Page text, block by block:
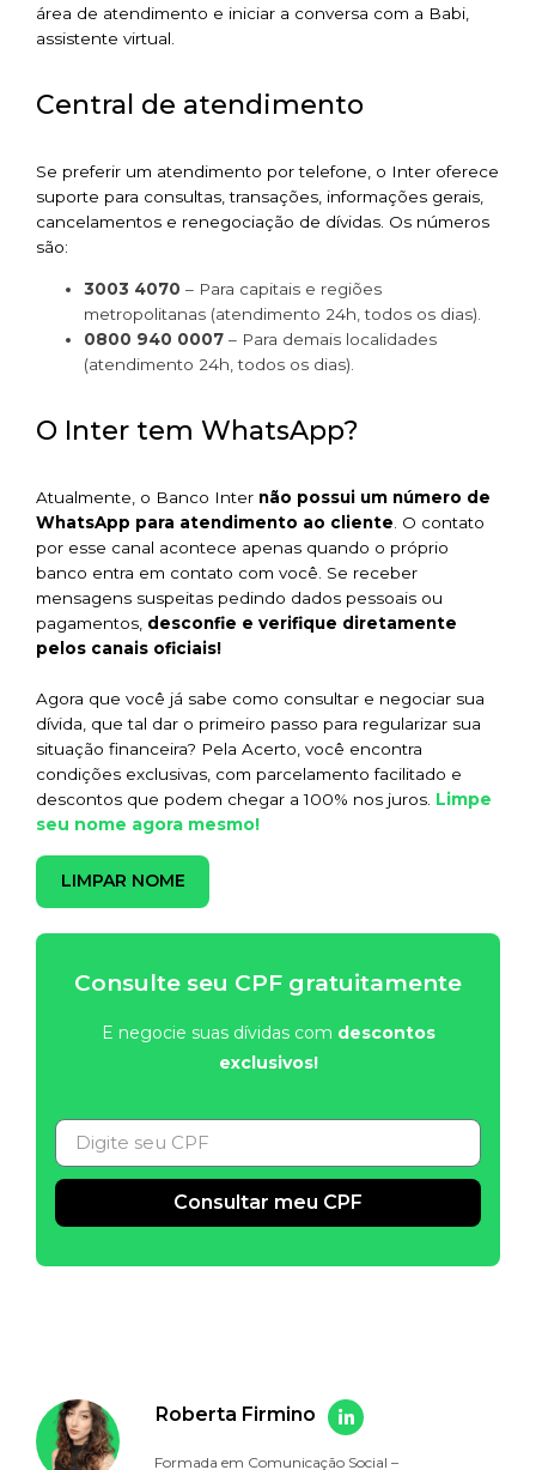
área de atendimento e iniciar a conversa com a Babi,
assistente virtual.
Central de atendimento
Se preferir um atendimento por telefone, o Inter oferece
suporte para consultas, transações, informações gerais,
cancelamentos e renegociação de dívidas. Os números
são:
3003 4070 – Para capitais e regiões
metropolitanas (atendimento 24h, todos os dias).
0800 940 0007 – Para demais localidades
(atendimento 24h, todos os dias).
O Inter tem WhatsApp?
Atualmente, o Banco Inter não possui um número de
WhatsApp para atendimento ao cliente. O contato
por esse canal acontece apenas quando o próprio
banco entra em contato com você. Se receber
mensagens suspeitas pedindo dados pessoais ou
pagamentos, desconfie e verifique diretamente
pelos canais oficiais!
Agora que você já sabe como consultar e negociar sua
dívida, que tal dar o primeiro passo para regularizar sua
situação financeira? Pela Acerto, você encontra
condições exclusivas, com parcelamento facilitado e
descontos que podem chegar a 100% nos juros. Limpe
seu nome agora mesmo!
LIMPAR NOME
Consulte seu CPF gratuitamente
E negocie suas dívidas com descontos
exclusivos!
Consultar meu CPF
Roberta Firmino
Formada em Comunicação Social –